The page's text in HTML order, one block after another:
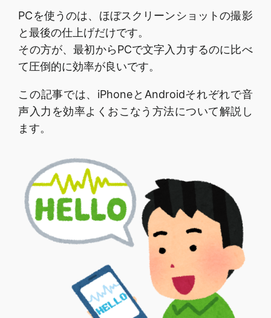
PCを使うのは、ほぼスクリーンショットの撮影
と最後の仕上げだけです。
その方が、最初からPCで文字入力するのに比べ
て圧倒的に効率が良いです。
この記事では、iPhoneとAndroidそれぞれで音
声入力を効率よくおこなう方法について解説し
ます。